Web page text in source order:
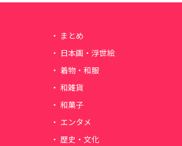
まとめ
日本画・浮世絵
着物・和服
和雑貨
和菓子
エンタメ
歴史・文化